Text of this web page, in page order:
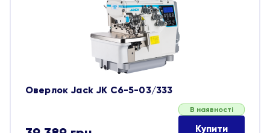
Оверлок Jack JK C6-5-03/333
В наявності
Купити